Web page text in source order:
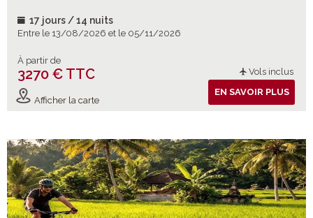
17 jours / 14 nuits
Entre le 13/08/2026 et le 05/11/2026
À partir de
3270 € TTC Vols inclus
Afficher la carte
EN SAVOIR PLUS